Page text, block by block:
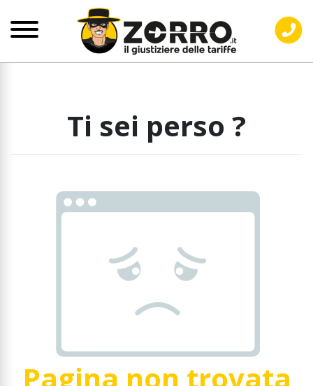
Ti sei perso ?
Pagina non trovata